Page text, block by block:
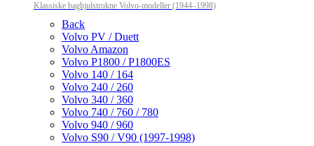
Klassiske baghjulstrukne Volvo-modeller (1944–1998)
Back
Volvo PV / Duett
Volvo Amazon
Volvo P1800 / P1800ES
Volvo 140 / 164
Volvo 240 / 260
Volvo 340 / 360
Volvo 740 / 760 / 780
Volvo 940 / 960
Volvo S90 / V90 (1997-1998)